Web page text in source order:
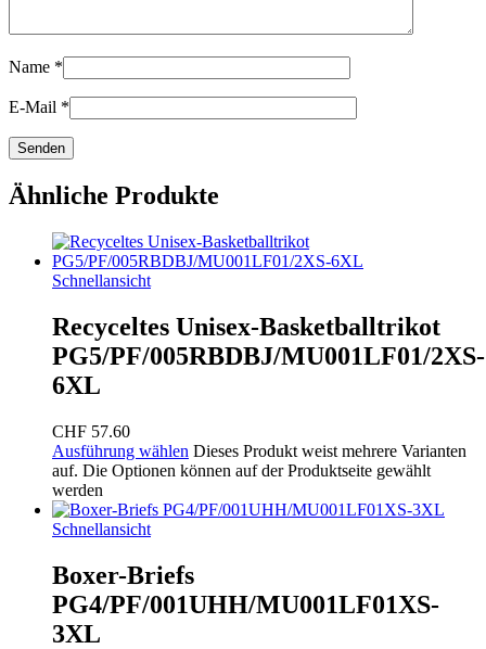
Name *
E-Mail *
Ähnliche Produkte
Schnellansicht
Recyceltes Unisex-Basketballtrikot
PG5/PF/005RBDBJ/MU001LF01/2XS-
6XL
CHF 57.60
Ausführung wählen Dieses Produkt weist mehrere Varianten
auf. Die Optionen können auf der Produktseite gewählt
werden
Schnellansicht
Boxer-Briefs
PG4/PF/001UHH/MU001LF01XS-
3XL